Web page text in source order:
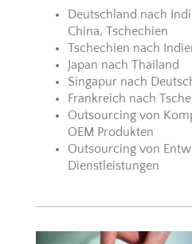
Deutschland nach
China, Tschechien
Tschechien nach
Japan nach Thailand
Singapur nach
Frankreich nach
Outsourcing von
OEM Produkten
Outsourcing von
Dienstleistungen